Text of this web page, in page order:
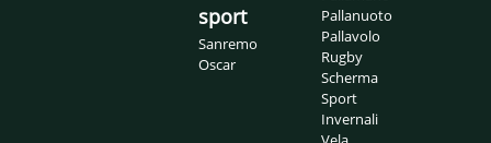
sport
Sanremo
Oscar
Pallanuoto
Pallavolo
Rugby
Scherma
Sport
Invernali